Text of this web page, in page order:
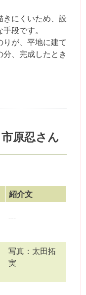
にくいため、設
段です。
が、平地に建て
、完成したとき
原忍さん
紹介文
---
写真：太田拓
実